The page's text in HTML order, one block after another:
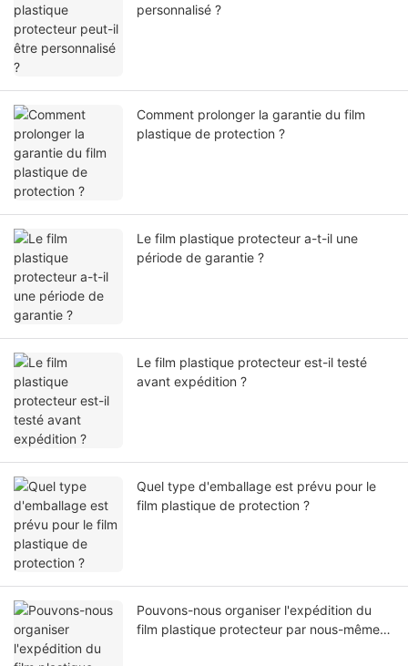
personnalisé ?
Comment prolonger la garantie du film
plastique de protection ?
Le film plastique protecteur a-t-il une
période de garantie ?
Le film plastique protecteur est-il testé
avant expédition ?
Quel type d'emballage est prévu pour le
film plastique de protection ?
Pouvons-nous organiser l'expédition du
film plastique protecteur par nous-mêmes